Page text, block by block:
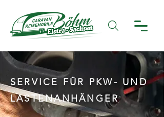
SERVICE FÜR PKW- UND
LASTENANHÄNGER